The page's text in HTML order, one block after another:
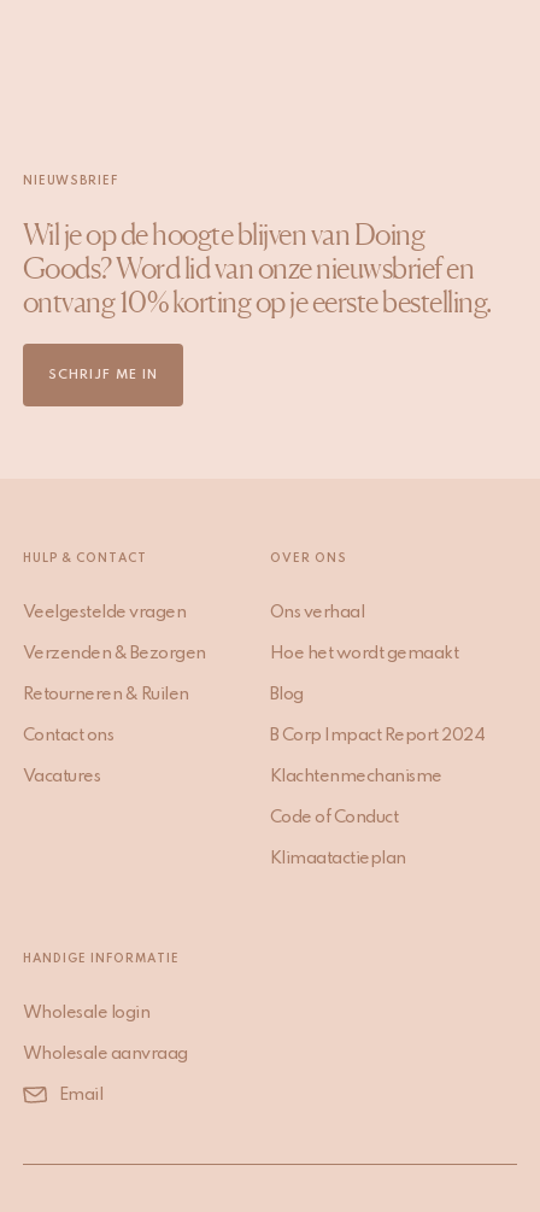
NIEUWSBRIEF
Wil je op de hoogte blijven van Doing
Goods? Word lid van onze nieuwsbrief en
ontvang 10% korting op je eerste bestelling.
SCHRIJF ME IN
HULP & CONTACT
Veelgestelde vragen
Verzenden & Bezorgen
Retourneren & Ruilen
Contact ons
Vacatures
OVER ONS
Ons verhaal
Hoe het wordt gemaakt
Blog
B Corp Impact Report 2024
Klachtenmechanisme
Code of Conduct
Klimaatactieplan
HANDIGE INFORMATIE
Wholesale login
Wholesale aanvraag
Email